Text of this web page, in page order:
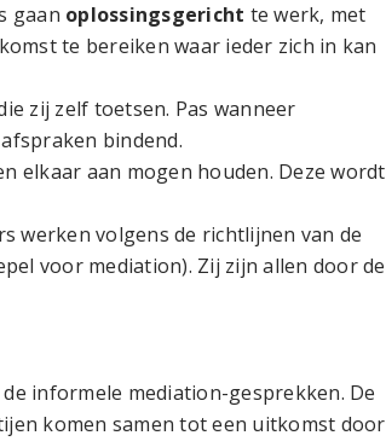
gaan oplossingsgericht te werk, met
te bereiken waar ieder zich in kan
zij zelf toetsen. Pas wanneer
bindend.
elkaar aan mogen houden. Deze wordt
werken volgens de richtlijnen van de
voor mediation). Zij zijn allen door de
informele mediation-gesprekken. De
komen samen tot een uitkomst door